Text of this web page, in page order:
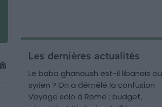
Les dernières actualités
Le baba ghanoush est-il libanais ou
syrien ? On a démêlé la confusion
Voyage solo à Rome : budget,